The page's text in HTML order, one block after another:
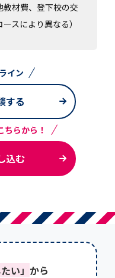
材費、登下校の交
スにより異なる）
イン
する
らから！
込む
い」 から